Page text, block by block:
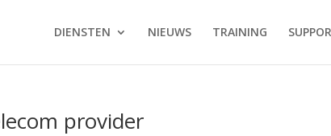
DIENSTEN NIEUWS TRAINING
provider